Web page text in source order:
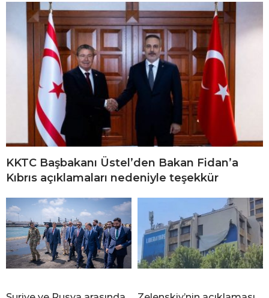
KKTC Başbakanı Üstel’den Bakan Fidan’a
Kıbrıs açıklamaları nedeniyle teşekkür